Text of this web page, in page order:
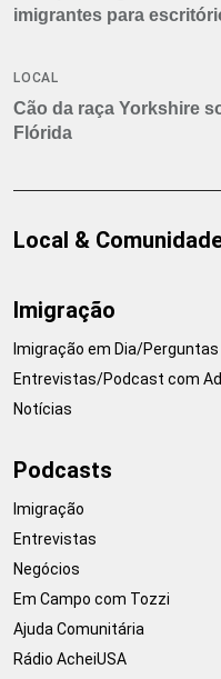
imigrantes para
LOCAL
Cão da raça Yorkshire
Flórida
Local &
Imigração
Imigração em Dia/
Entrevistas/Podcast com
Notícias
Podcasts
Imigração
Entrevistas
Negócios
Em Campo com Tozzi
Ajuda Comunitária
Rádio AcheiUSA